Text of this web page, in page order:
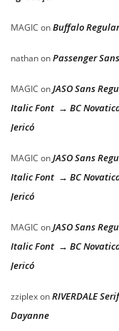
MAGIC onBuffalo
nathanonPassenger
MAGIC onJASO Sans
Italic Font → BC
Jericó
MAGIC onJASO Sans
Italic Font → BC
Jericó
MAGIC onJASO Sans
Italic Font → BC
Jericó
zziplexonRIVERDALE
Dayanne